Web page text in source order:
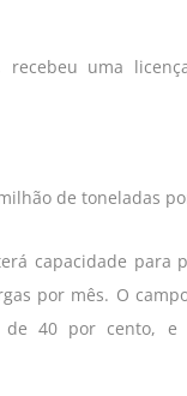
recebeu uma
de toneladas
capacidade para
por mês. O
40 por cento, e